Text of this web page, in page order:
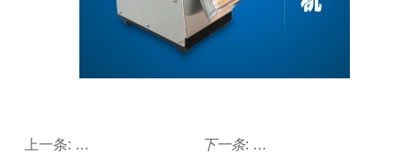
上一条:
胶囊填充机使用前的检查
下一条: 茄子APP下载的科学使